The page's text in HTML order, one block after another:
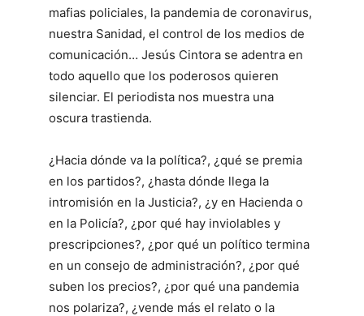
mafias policiales, la pandemia de coronavirus,
nuestra Sanidad, el control de los medios de
comunicación… Jesús Cintora se adentra en
todo aquello que los poderosos quieren
silenciar. El periodista nos muestra una
oscura trastienda.
¿Hacia dónde va la política?, ¿qué se premia
en los partidos?, ¿hasta dónde llega la
intromisión en la Justicia?, ¿y en Hacienda o
en la Policía?, ¿por qué hay inviolables y
prescripciones?, ¿por qué un político termina
en un consejo de administración?, ¿por qué
suben los precios?, ¿por qué una pandemia
nos polariza?, ¿vende más el relato o la